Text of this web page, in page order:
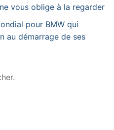
vous oblige à la regarder
pour BMW qui
au démarrage de ses